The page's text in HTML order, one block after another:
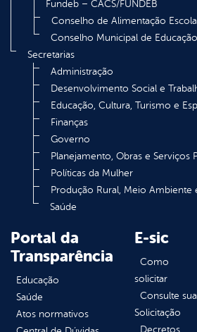
Fundeb – CACS/FUNDEB
Conselho de Alimentação
Conselho Municipal de
Secretarias
Administração
Desenvolvimento Social e
Educação, Cultura, Turismo e
Finanças
Governo
Planejamento, Obras e Serviços
Políticas da Mulher
Produção Rural, Meio Ambiente
Saúde
Portal da
Transparência
Educação
Saúde
Atos normativos
E-sic
Como
solicitar
Consulte sua
Solicitação
Decretos